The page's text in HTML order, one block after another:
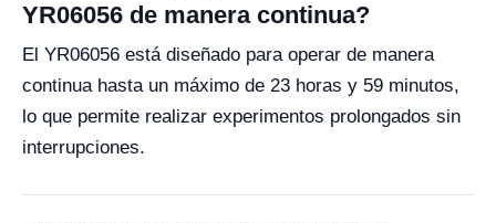
YR06056 de manera continua?
El YR06056 está diseñado para operar de manera
continua hasta un máximo de 23 horas y 59 minutos,
lo que permite realizar experimentos prolongados sin
interrupciones.